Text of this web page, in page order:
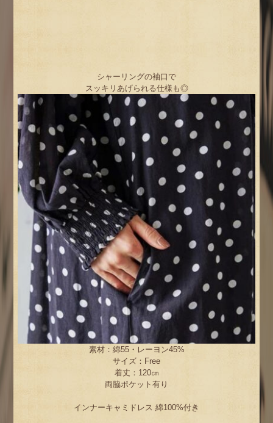
シャーリングの袖口で
スッキリあげられる仕様も◎
素材：綿55・レーヨン45%
サイズ：Free
着丈：120㎝
両脇ポケット有り
インナーキャミドレス 綿100%付き